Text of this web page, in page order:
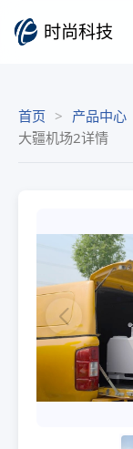
时尚科技
首页 产品中心
大疆机场2详情